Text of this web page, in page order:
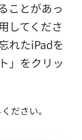
ことがあっ
してくださ
れたiPadを
」をクリッ
ださい。